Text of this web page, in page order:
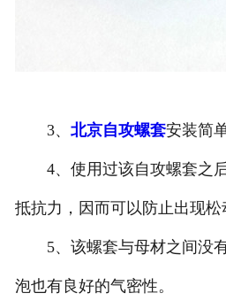
3、 北京自攻螺套安装简
4、使用过该自攻螺套之后
抵抗力，因而可以防止出现松
5、该螺套与母材之间没
泡也有良好的气密性。